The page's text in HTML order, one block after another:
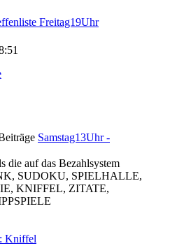
Freitag19Uhr
Samstag13Uhr -
die auf das Bezahlsystem
SUDOKU, SPIELHALLE,
KNIFFEL, ZITATE,
Kniffel